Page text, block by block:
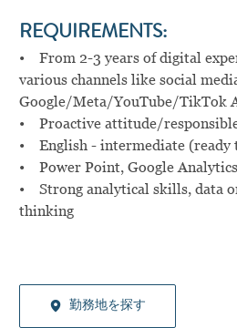
REQUIREMENTS:
• From 2-3 years of digital
various channels like social
Google/Meta/YouTube/TikTok
• Proactive attitude/
• English - intermediate (ready
• Power Point, Google
• Strong analytical skills, data
thinking
勤務地を探す